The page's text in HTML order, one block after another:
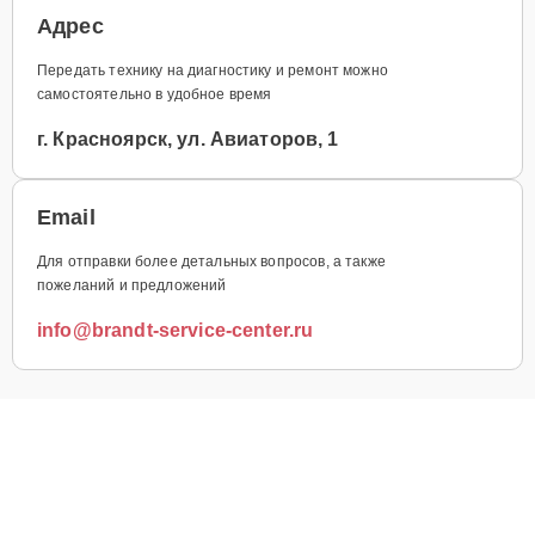
Адрес
Передать технику на диагностику и ремонт можно
самостоятельно в удобное время
г. Красноярск, ул. Авиаторов, 1
Email
Для отправки более детальных вопросов, а также
пожеланий и предложений
info@brandt-service-center.ru